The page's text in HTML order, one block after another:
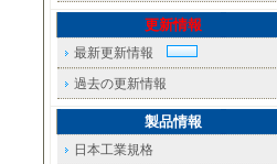
更新情報
最新更新情報
過去の更新情報
製品情報
日本工業規格